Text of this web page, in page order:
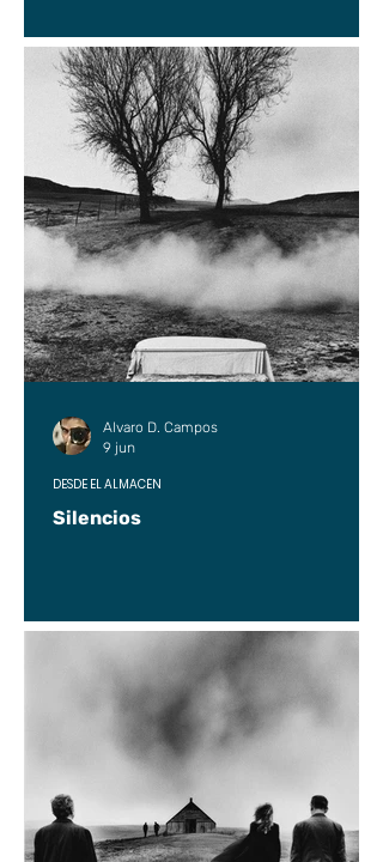
Silencios
DESDE EL ALMACÉN
Alvaro D. Campos
9 jun